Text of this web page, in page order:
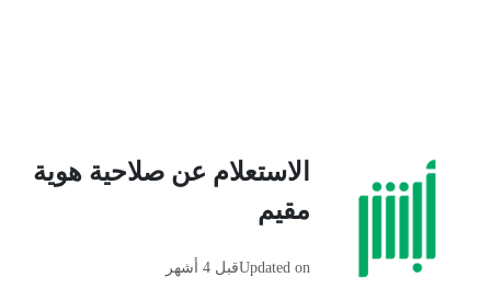
الاستعلام عن صلاحية هوية
مقيم
Updated onقبل 4 أشهر